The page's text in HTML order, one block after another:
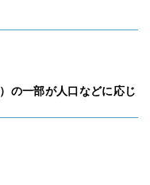
の一部が人口などに応じ